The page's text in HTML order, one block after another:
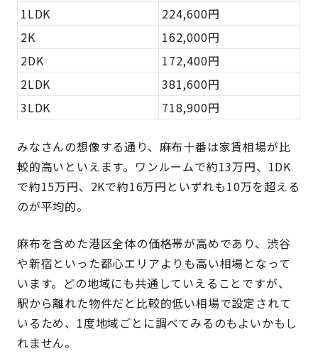
1LDK
224,600円
2K
162,000円
2DK
172,400円
2LDK
381,600円
3LDK
718,900円
みなさんの想像する通り、麻布十番は家賃相場が比
較的高いといえます。ワンルームで約13万円、1DK
で約15万円、2Kで約16万円といずれも10万を超える
のが平均的。
麻布を含めた港区全体の価格帯が高めであり、渋谷
や新宿といった都心エリアよりも高い相場となって
います。どの地域にも共通していえることですが、
駅から離れた物件だと比較的低い相場で設定されて
いるため、1度地域ごとに調べてみるのもよいかもし
れません。